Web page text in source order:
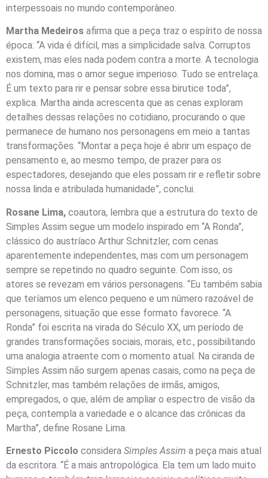
interpessoais no mundo contemporâneo.
Martha Medeiros afirma que a peça traz o espírito de nossa
época: “A vida é difícil, mas a simplicidade salva. Corruptos
existem, mas eles nada podem contra a morte. A tecnologia
nos domina, mas o amor segue imperioso. Tudo se entrelaça.
É um texto para rir e pensar sobre essa birutice toda”,
explica. Martha ainda acrescenta que as cenas exploram
detalhes dessas relações no cotidiano, procurando o que
permanece de humano nos personagens em meio a tantas
transformações. “Montar a peça hoje é abrir um espaço de
pensamento e, ao mesmo tempo, de prazer para os
espectadores, desejando que eles possam rir e refletir sobre
nossa linda e atribulada humanidade”, conclui.
Rosane Lima, coautora, lembra que a estrutura do texto de
Simples Assim segue um modelo inspirado em “A Ronda”,
clássico do austríaco Arthur Schnitzler, com cenas
aparentemente independentes, mas com um personagem
sempre se repetindo no quadro seguinte. Com isso, os
atores se revezam em vários personagens. “Eu também sabia
que teríamos um elenco pequeno e um número razoável de
personagens, situação que esse formato favorece. “A
Ronda” foi escrita na virada do Século XX, um período de
grandes transformações sociais, morais, etc., possibilitando
uma analogia atraente com o momento atual. Na ciranda de
Simples Assim não surgem apenas casais, como na peça de
Schnitzler, mas também relações de irmãs, amigos,
empregados, o que, além de ampliar o espectro de visão da
peça, contempla a variedade e o alcance das crônicas da
Martha”, define Rosane Lima.
Ernesto Piccolo considera Simples Assim a peça mais atual
da escritora. “É a mais antropológica. Ela tem um lado muito